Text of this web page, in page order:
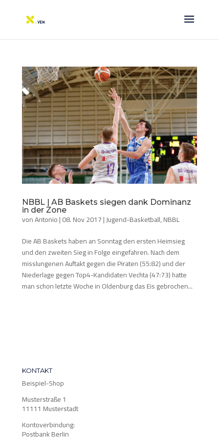
NBBL | AB Baskets siegen dank Dominanz
in der Zone
vonAntonio|08. Nov 2017|Jugend-Basketball,NBBL
Die AB Baskets haben an Sonntag den ersten Heimsieg
und den zweiten Sieg in Folge eingefahren. Nach dem
misslungenen Auftakt gegen die Piraten (55:82) und der
Niederlage gegen Top4-Kandidaten Vechta (47:73) hatte
man schon letzte Woche in Oldenburg das Eis gebrochen...
KONTAKT
Beispiel-Shop
Musterstraße 1
11111 Musterstadt
Kontoverbindung:
Postbank Berlin